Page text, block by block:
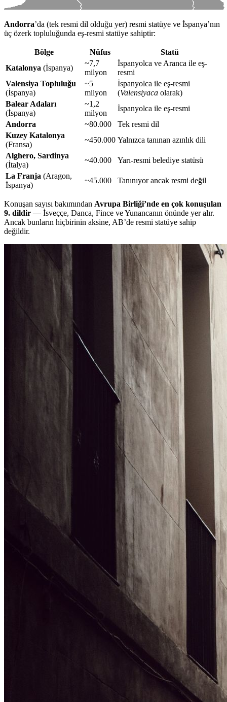
Andorra’da (tek resmi dil olduğu yer) resmi statüye ve İspanya’nın
üç özerk topluluğunda eş-resmi statüye sahiptir:
Bölge Nüfus
Statü
Katalonya (İspanya)
~7,7
milyon
İspanyolca ve Aranca ile eş-
resmi
Valensiya Topluluğu
(İspanya)
~5
milyon
İspanyolca ile eş-resmi
(Valensiyaca olarak)
Balear Adaları
(İspanya)
~1,2
milyon
İspanyolca ile eş-resmi
Andorra
~80.000
Tek resmi dil
Kuzey Katalonya
(Fransa)
~450.000 Yalnızca tanınan azınlık dili
Alghero, Sardinya
(İtalya)
~40.000
Yarı-resmi belediye statüsü
La Franja (Aragon,
İspanya)
~45.000 Tanınıyor ancak resmi değil
Konuşan sayısı bakımından Avrupa Birliği’nde en çok konuşulan
9. dildir — İsveççe, Danca, Fince ve Yunancanın önünde yer alır.
Ancak bunların hiçbirinin aksine, AB’de resmi statüye sahip
değildir.